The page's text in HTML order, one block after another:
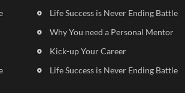
Life Success is Never Ending Battle
Why You need a Personal Mentor
Kick-up Your Career
Life Success is Never Ending Battle